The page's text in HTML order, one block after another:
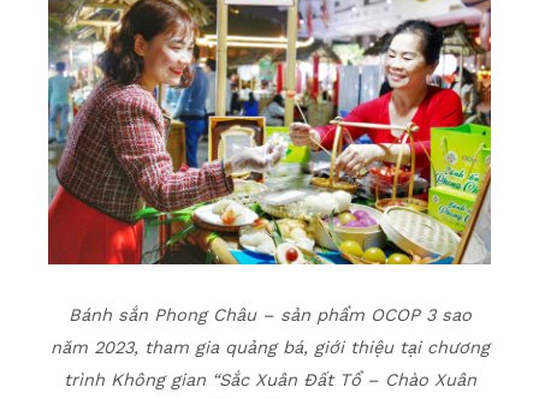
Bánh sắn Phong Châu – sản phẩm OCOP 3 sao
năm 2023, tham gia quảng bá, giới thiệu tại chương
trình Không gian “Sắc Xuân Đất Tổ – Chào Xuân